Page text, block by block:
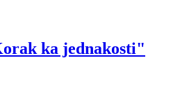
ka jednakosti"